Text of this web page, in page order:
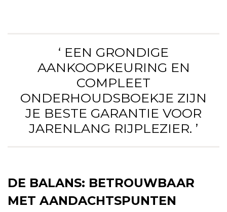
‘ EEN GRONDIGE
AANKOOPKEURING EN
COMPLEET
ONDERHOUDSBOEKJE ZIJN
JE BESTE GARANTIE VOOR
JARENLANG RIJPLEZIER. ’
DE BALANS: BETROUWBAAR
MET AANDACHTSPUNTEN